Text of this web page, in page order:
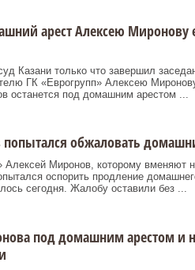
арест Алексею Миронову
Казани только что завершил
ГК «Еврогрупп» Алексею
останется под домашним арестом ...
обжаловать
Алексей Миронов, которому вменяют
оспорить продление
сегодня. Жалобу оставили без ...
под домашним арестом и